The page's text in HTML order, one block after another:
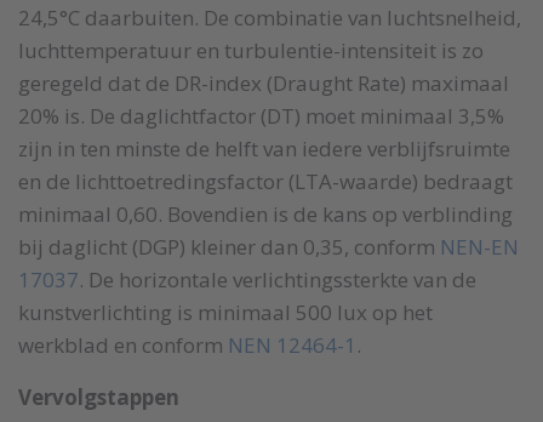
24,5°C daarbuiten. De combinatie van luchtsnelheid,
luchttemperatuur en turbulentie-intensiteit is zo
geregeld dat de DR-index (Draught Rate) maximaal
20% is. De daglichtfactor (DT) moet minimaal 3,5%
zijn in ten minste de helft van iedere verblijfsruimte
en de lichttoetredingsfactor (LTA-waarde) bedraagt
minimaal 0,60. Bovendien is de kans op verblinding
bij daglicht (DGP) kleiner dan 0,35, conform NEN-EN
17037. De horizontale verlichtingssterkte van de
kunstverlichting is minimaal 500 lux op het
werkblad en conform NEN 12464-1 .
Vervolgstappen